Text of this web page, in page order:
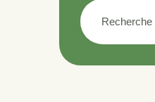
Recherche
pour :